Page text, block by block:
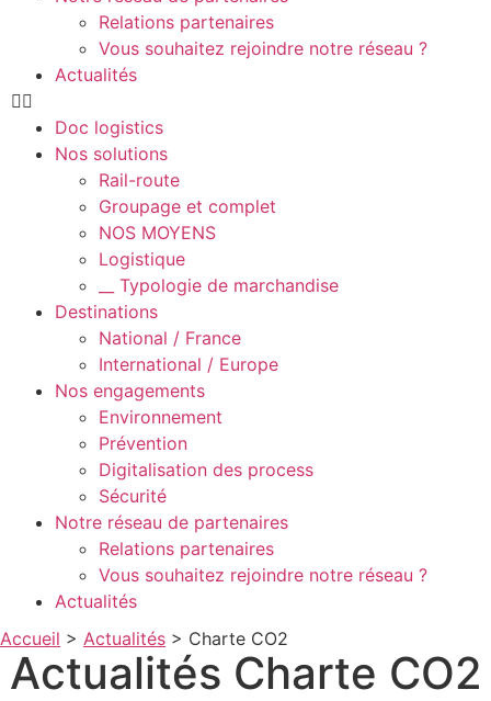
Relations partenaires
Vous souhaitez rejoindre notre réseau ?
Actualités
Doc logistics
Nos solutions
Rail-route
Groupage et complet
NOS MOYENS
Logistique
__ Typologie de marchandise
Destinations
National / France
International / Europe
Nos engagements
Environnement
Prévention
Digitalisation des process
Sécurité
Notre réseau de partenaires
Relations partenaires
Vous souhaitez rejoindre notre réseau ?
Actualités
Accueil > Actualités > Charte CO2
Actualités Charte CO2